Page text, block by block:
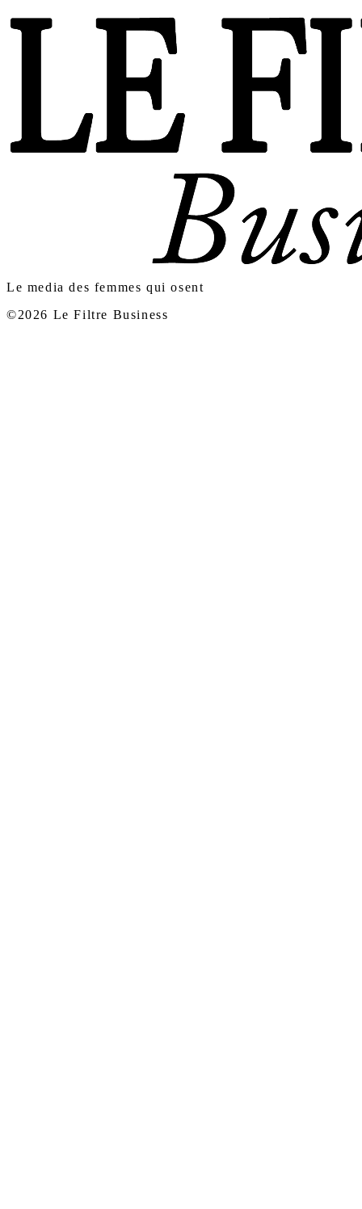
Le media des femmes qui osent
©2026 Le Filtre Business